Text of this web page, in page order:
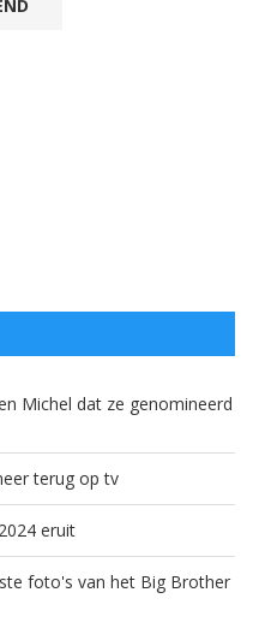
Michel dat ze genomineerd
terug op tv
eruit
foto's van het Big Brother